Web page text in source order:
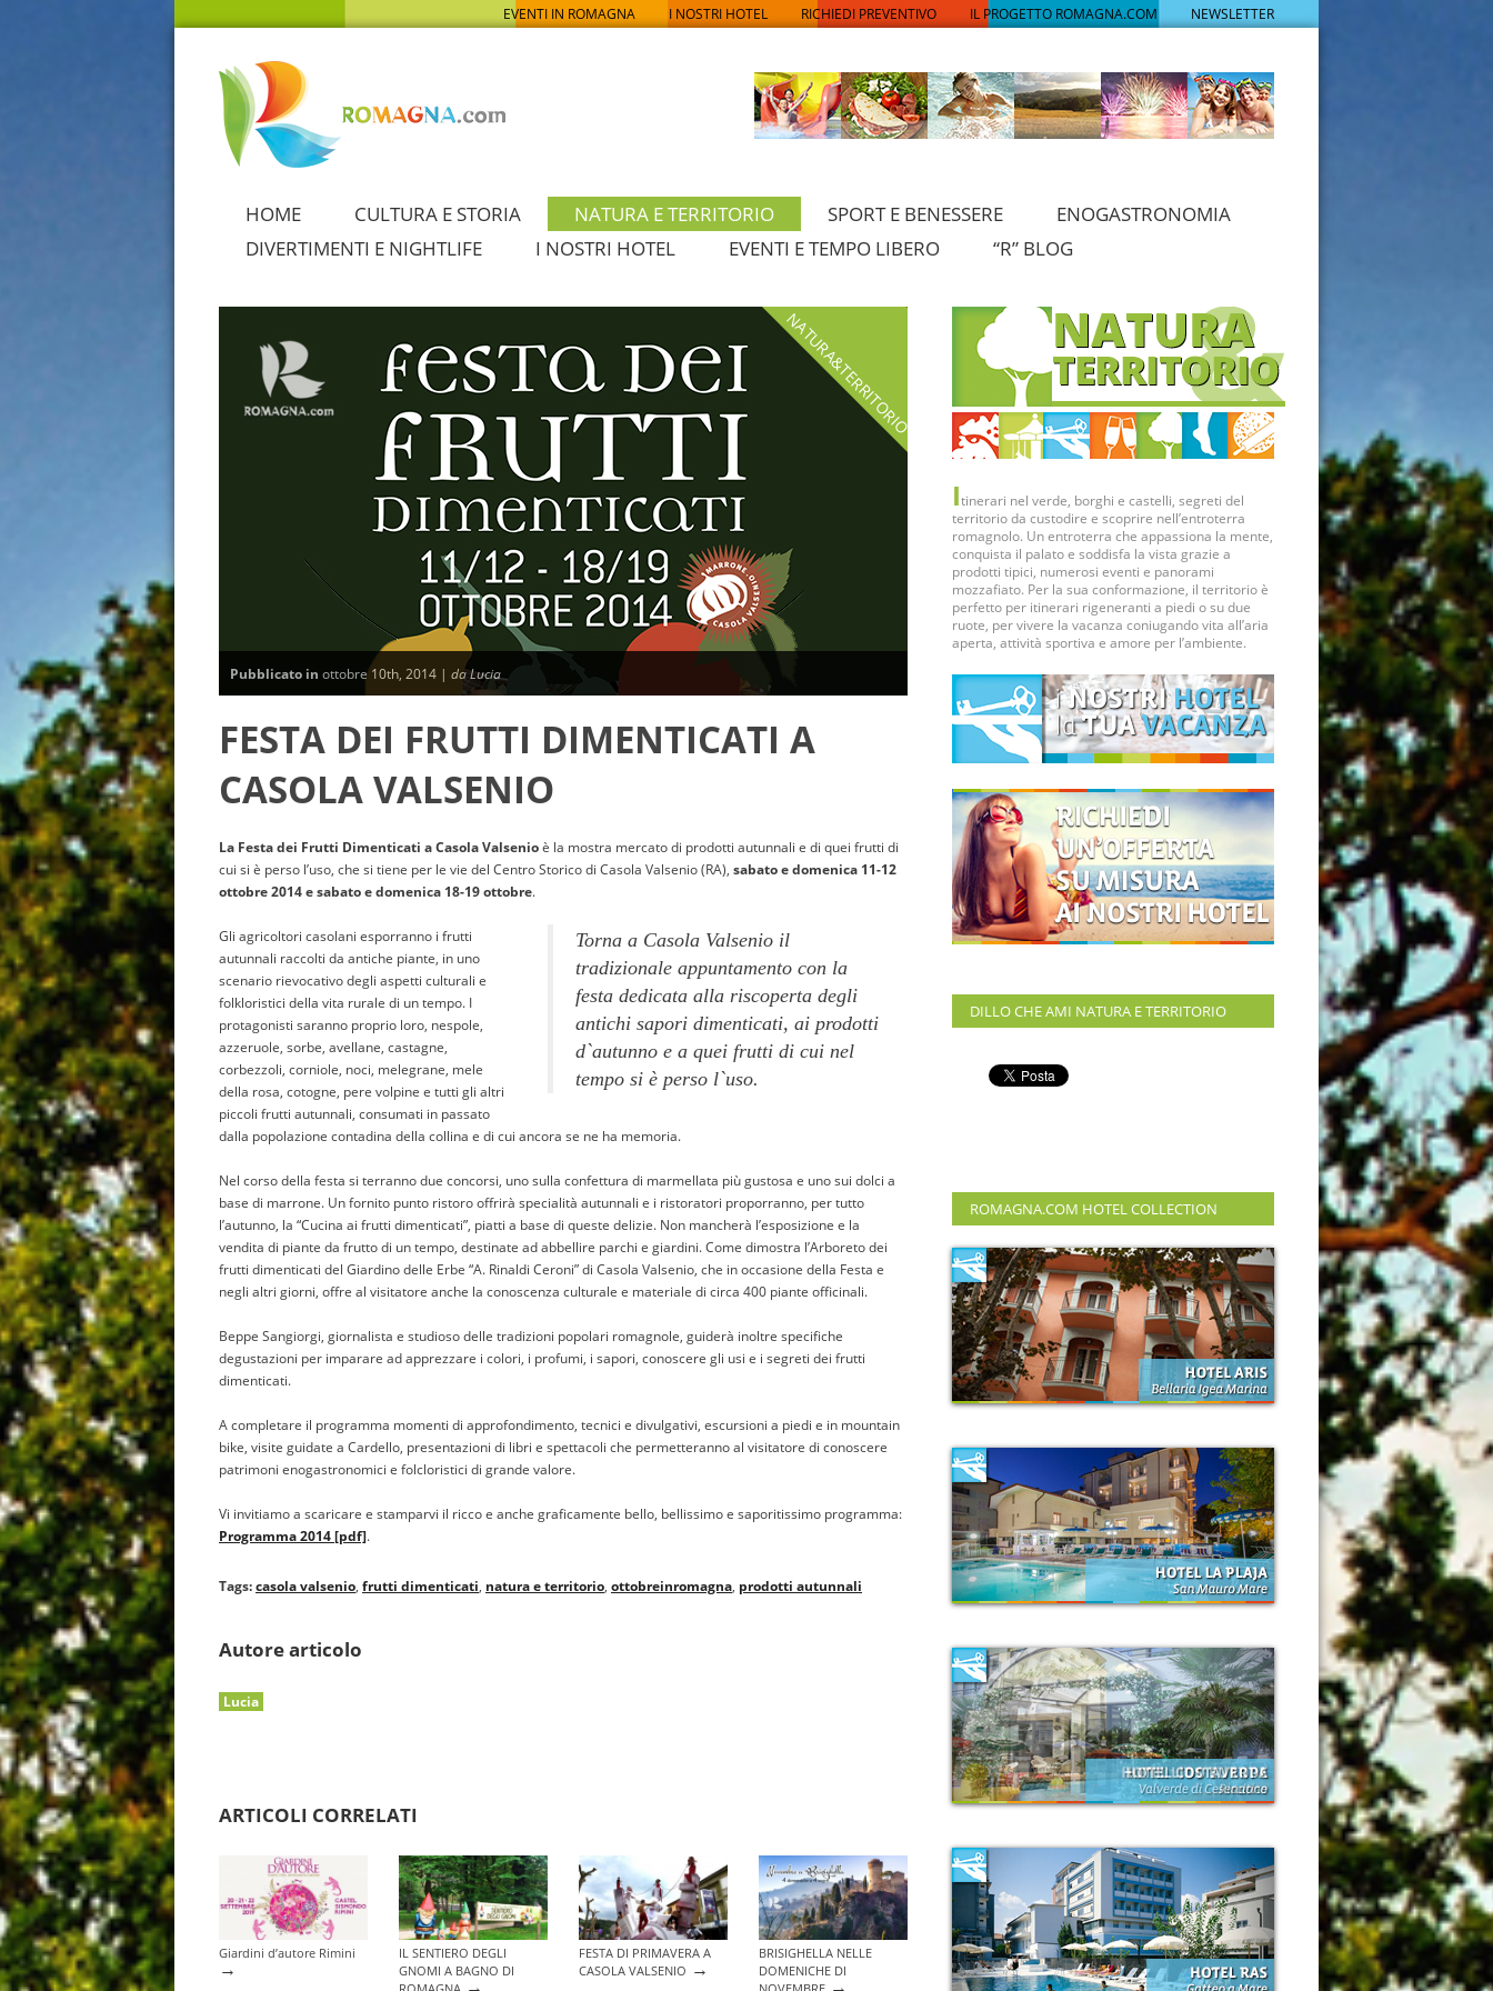
EVENTI IN ROMAGNA I NOSTRI HOTEL RICHIEDI PREVENTIVO IL PROGETTO ROMAGNA.COM NEWSLETTER
HOME CULTURA E STORIA NATURA E TERRITORIO SPORT E BENESSERE
ENOGASTRONOMIA
DIVERTIMENTI E NIGHTLIFE
I NOSTRI HOTEL EVENTI E TEMPO LIBERO “R” BLOG
NATURA&TERRITORIO
Pubblicato in ottobre 10th, 2014 | da Lucia
FESTA DEI FRUTTI DIMENTICATI A
CASOLA VALSENIO
La Festa dei Frutti Dimenticati a Casola Valsenioè la mostra mercato di prodotti autunnali e di quei frutti di
cui si è perso l’uso, che si tiene per le vie del Centro Storico di Casola Valsenio (RA), sabato e domenica 11-12
ottobre 2014 e sabato e domenica 18-19 ottobre.
Torna a Casola Valsenio il
tradizionale appuntamento con la
festa dedicata alla riscoperta degli
antichi sapori dimenticati, ai prodotti
d`autunno e a quei frutti di cui nel
tempo si è perso l`uso.
Gli agricoltori casolani esporranno i frutti
autunnali raccolti da antiche piante, in uno
scenario rievocativo degli aspetti culturali e
folkloristici della vita rurale di un tempo. I
protagonisti saranno proprio loro, nespole,
azzeruole, sorbe, avellane, castagne,
corbezzoli, corniole, noci, melegrane, mele
della rosa, cotogne, pere volpine e tutti gli altri
piccoli frutti autunnali, consumati in passato
dalla popolazione contadina della collina e di cui ancora se ne ha memoria.
Nel corso della festa si terranno due concorsi, uno sulla confettura di marmellata più gustosa e uno sui dolci a
base di marrone. Un fornito punto ristoro offrirà specialità autunnali e i ristoratori proporranno, per tutto
l’autunno, la “Cucina ai frutti dimenticati”, piatti a base di queste delizie. Non mancherà l’esposizione e la
vendita di piante da frutto di un tempo, destinate ad abbellire parchi e giardini. Come dimostra l’Arboreto dei
frutti dimenticati del Giardino delle Erbe “A. Rinaldi Ceroni” di Casola Valsenio, che in occasione della Festa e
negli altri giorni, offre al visitatore anche la conoscenza culturale e materiale di circa 400 piante officinali.
Beppe Sangiorgi, giornalista e studioso delle tradizioni popolari romagnole, guiderà inoltre specifiche
degustazioni per imparare ad apprezzare i colori, i profumi, i sapori, conoscere gli usi e i segreti dei frutti
dimenticati.
A completare il programma momenti di approfondimento, tecnici e divulgativi, escursioni a piedi e in mountain
bike, visite guidate a Cardello, presentazioni di libri e spettacoli che permetteranno al visitatore di conoscere
patrimoni enogastronomici e folcloristici di grande valore.
Vi invitiamo a scaricare e stamparvi il ricco e anche graficamente bello, bellissimo e saporitissimo programma:
Programma 2014 [pdf].
Tags:casola valsenio frutti dimenticati natura e territorio ottobreinromagna prodotti autunnali
Autore articolo
Lucia
ARTICOLI CORRELATI
Giardini d’autore Rimini
→
IL SENTIERO DEGLI
GNOMI A BAGNO DI
FESTA DI PRIMAVERA A
CASOLA VALSENIO →
BRISIGHELLA NELLE
DOMENICHE DI
Itinerari nel verde, borghi e castelli, segreti del
territorio da custodire e scoprire nell’entroterra
romagnolo. Un entroterra che appassiona la mente,
conquista il palato e soddisfa la vista grazie a
prodotti tipici, numerosi eventi e panorami
mozzafiato. Per la sua conformazione, il territorio è
perfetto per itinerari rigeneranti a piedi o su due
ruote, per vivere la vacanza coniugando vita all’aria
aperta, attività sportiva e amore per l’ambiente.
DILLO CHE AMI NATURA E TERRITORIO
ROMAGNA.COM HOTEL COLLECTION